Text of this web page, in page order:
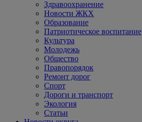
Здравоохранение
Новости ЖКХ
Образование
Патриотическое воспитание
Культура
Молодежь
Общество
Правопорядок
Ремонт дорог
Спорт
Дороги и транспорт
Экология
Статьи